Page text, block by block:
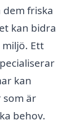
friska
kan bidra
Ett
kan
som är
behov.